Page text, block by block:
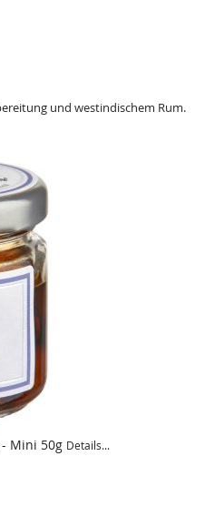
und westindischem Rum.
- Mini 50g Details...